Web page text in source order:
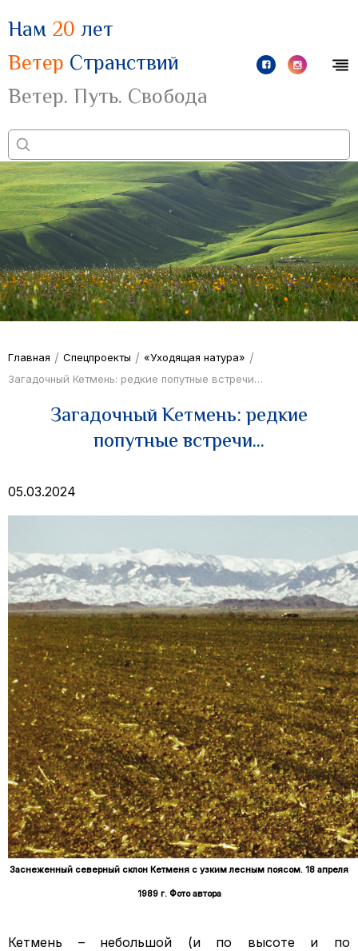
Нам 20 лет
Ветер Странствий
Ветер. Путь. Свобода
Главная / Спецпроекты / «Уходящая натура» /
Загадочный Кетмень: редкие попутные встречи…
Загадочный Кетмень: редкие
попутные встречи…
05.03.2024
Заснеженный северный склон Кетменя с узким лесным поясом. 18 апреля
1989 г. Фото автора
Кетмень – небольшой (и по высоте и по